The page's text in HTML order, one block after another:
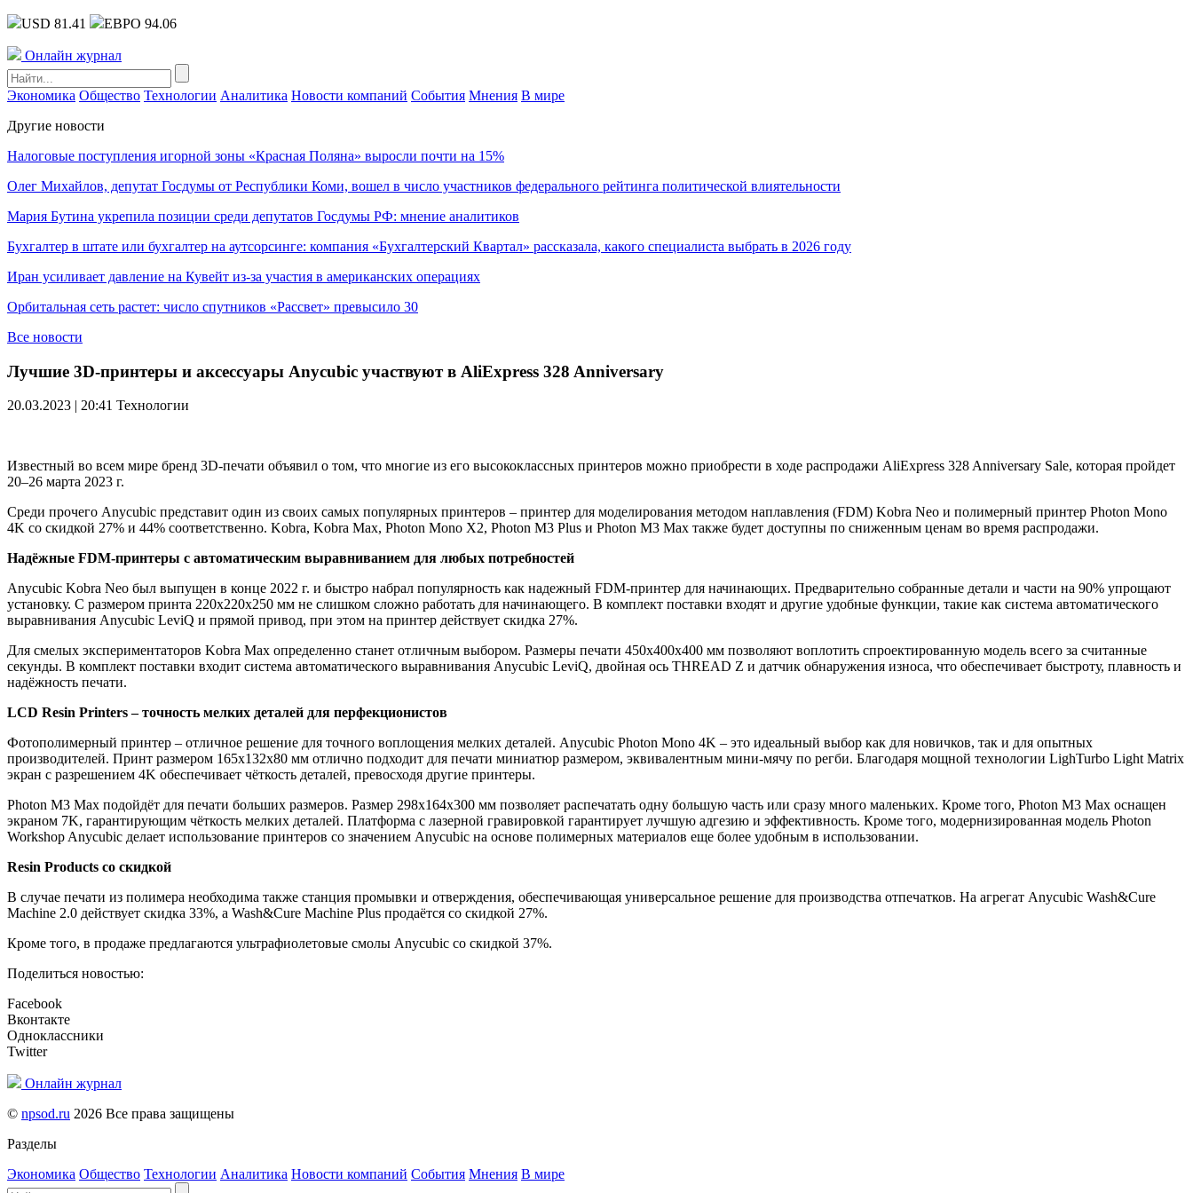
USD 81.41 ЕВРО 94.06
Онлайн журнал
Экономика Общество Технологии Аналитика Новости компаний События Мнения В мире
Другие новости
Налоговые поступления игорной зоны «Красная Поляна» выросли почти на 15%
Олег Михайлов, депутат Госдумы от Республики Коми, вошел в число участников федерального рейтинга политической влиятельности
Мария Бутина укрепила позиции среди депутатов Госдумы РФ: мнение аналитиков
Бухгалтер в штате или бухгалтер на аутсорсинге: компания «Бухгалтерский Квартал» рассказала, какого специалиста выбрать в 2026 году
Иран усиливает давление на Кувейт из-за участия в американских операциях
Орбитальная сеть растет: число спутников «Рассвет» превысило 30
Все новости
Лучшие 3D-принтеры и аксессуары Anycubic участвуют в AliExpress 328 Anniversary
20.03.2023 | 20:41 Технологии
Известный во всем мире бренд 3D-печати объявил о том, что многие из его высококлассных принтеров можно приобрести в ходе распродажи AliExpress 328 Anniversary Sale, которая пройдет
20–26 марта 2023 г.
Среди прочего Anycubic представит один из своих самых популярных принтеров – принтер для моделирования методом наплавления (FDM) Kobra Neo и полимерный принтер Photon Mono
4K со скидкой 27% и 44% соответственно. Kobra, Kobra Max, Photon Mono X2, Photon M3 Plus и Photon M3 Max также будет доступны по сниженным ценам во время распродажи.
Надёжные FDM-принтеры с автоматическим выравниванием для любых потребностей
Anycubic Kobra Neo был выпущен в конце 2022 г. и быстро набрал популярность как надежный FDM-принтер для начинающих. Предварительно собранные детали и части на 90% упрощают
установку. С размером принта 220x220x250 мм не слишком сложно работать для начинающего. В комплект поставки входят и другие удобные функции, такие как система автоматического
выравнивания Anycubic LeviQ и прямой привод, при этом на принтер действует скидка 27%.
Для смелых экспериментаторов Kobra Max определенно станет отличным выбором. Размеры печати 450x400x400 мм позволяют воплотить спроектированную модель всего за считанные
секунды. В комплект поставки входит система автоматического выравнивания Anycubic LeviQ, двойная ось THREAD Z и датчик обнаружения износа, что обеспечивает быстроту, плавность и
надёжность печати.
LCD Resin Printers – точность мелких деталей для перфекционистов
Фотополимерный принтер – отличное решение для точного воплощения мелких деталей. Anycubic Photon Mono 4K – это идеальный выбор как для новичков, так и для опытных
производителей. Принт размером 165x132x80 мм отлично подходит для печати миниатюр размером, эквивалентным мини-мячу по регби. Благодаря мощной технологии LighTurbo Light Matrix
экран с разрешением 4K обеспечивает чёткость деталей, превосходя другие принтеры.
Photon M3 Max подойдёт для печати больших размеров. Размер 298x164x300 мм позволяет распечатать одну большую часть или сразу много маленьких. Кроме того, Photon M3 Max оснащен
экраном 7K, гарантирующим чёткость мелких деталей. Платформа с лазерной гравировкой гарантирует лучшую адгезию и эффективность. Кроме того, модернизированная модель Photon
Workshop Anycubic делает использование принтеров со значением Anycubic на основе полимерных материалов еще более удобным в использовании.
Resin Products со скидкой
В случае печати из полимера необходима также станция промывки и отверждения, обеспечивающая универсальное решение для производства отпечатков. На агрегат Anycubic Wash&Cure
Machine 2.0 действует скидка 33%, а Wash&Cure Machine Plus продаётся со скидкой 27%.
Кроме того, в продаже предлагаются ультрафиолетовые смолы Anycubic со скидкой 37%.
Поделиться новостью:
Facebook
Вконтакте
Одноклассники
Twitter
Онлайн журнал
© npsod.ru 2026 Все права защищены
Разделы
Экономика Общество Технологии Аналитика Новости компаний События Мнения В мире